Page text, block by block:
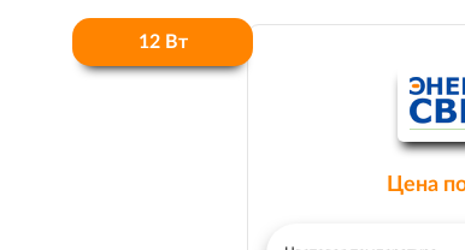
12 Вт
Цена